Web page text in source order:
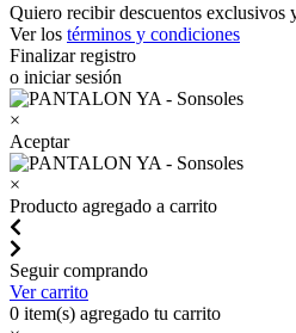
Quiero recibir descuentos exclusivos
Ver los términos y condiciones
Finalizar registro
o iniciar sesión
×
Aceptar
×
Producto agregado a carrito
Seguir comprando
Ver carrito
0 item(s) agregado tu carrito